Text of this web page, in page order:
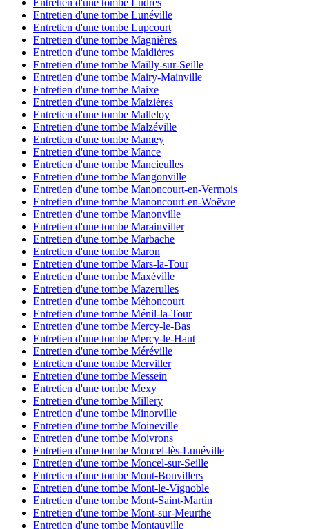
Entretien d'une tombe Lunéville
Entretien d'une tombe Lupcourt
Entretien d'une tombe Magnières
Entretien d'une tombe Maidières
Entretien d'une tombe Mailly-sur-Seille
Entretien d'une tombe Mairy-Mainville
Entretien d'une tombe Maixe
Entretien d'une tombe Maizières
Entretien d'une tombe Malleloy
Entretien d'une tombe Malzéville
Entretien d'une tombe Mamey
Entretien d'une tombe Mance
Entretien d'une tombe Mancieulles
Entretien d'une tombe Mangonville
Entretien d'une tombe Manoncourt-en-Vermois
Entretien d'une tombe Manoncourt-en-Woëvre
Entretien d'une tombe Manonville
Entretien d'une tombe Marainviller
Entretien d'une tombe Marbache
Entretien d'une tombe Maron
Entretien d'une tombe Mars-la-Tour
Entretien d'une tombe Maxéville
Entretien d'une tombe Mazerulles
Entretien d'une tombe Méhoncourt
Entretien d'une tombe Ménil-la-Tour
Entretien d'une tombe Mercy-le-Bas
Entretien d'une tombe Mercy-le-Haut
Entretien d'une tombe Méréville
Entretien d'une tombe Merviller
Entretien d'une tombe Messein
Entretien d'une tombe Mexy
Entretien d'une tombe Millery
Entretien d'une tombe Minorville
Entretien d'une tombe Moineville
Entretien d'une tombe Moivrons
Entretien d'une tombe Moncel-lès-Lunéville
Entretien d'une tombe Moncel-sur-Seille
Entretien d'une tombe Mont-Bonvillers
Entretien d'une tombe Mont-le-Vignoble
Entretien d'une tombe Mont-Saint-Martin
Entretien d'une tombe Mont-sur-Meurthe
Entretien d'une tombe Montauville